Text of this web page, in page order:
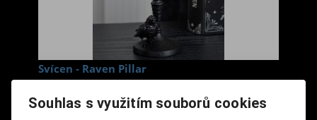
Svícen - Raven Pillar
Souhlas s využitím souborů cookies